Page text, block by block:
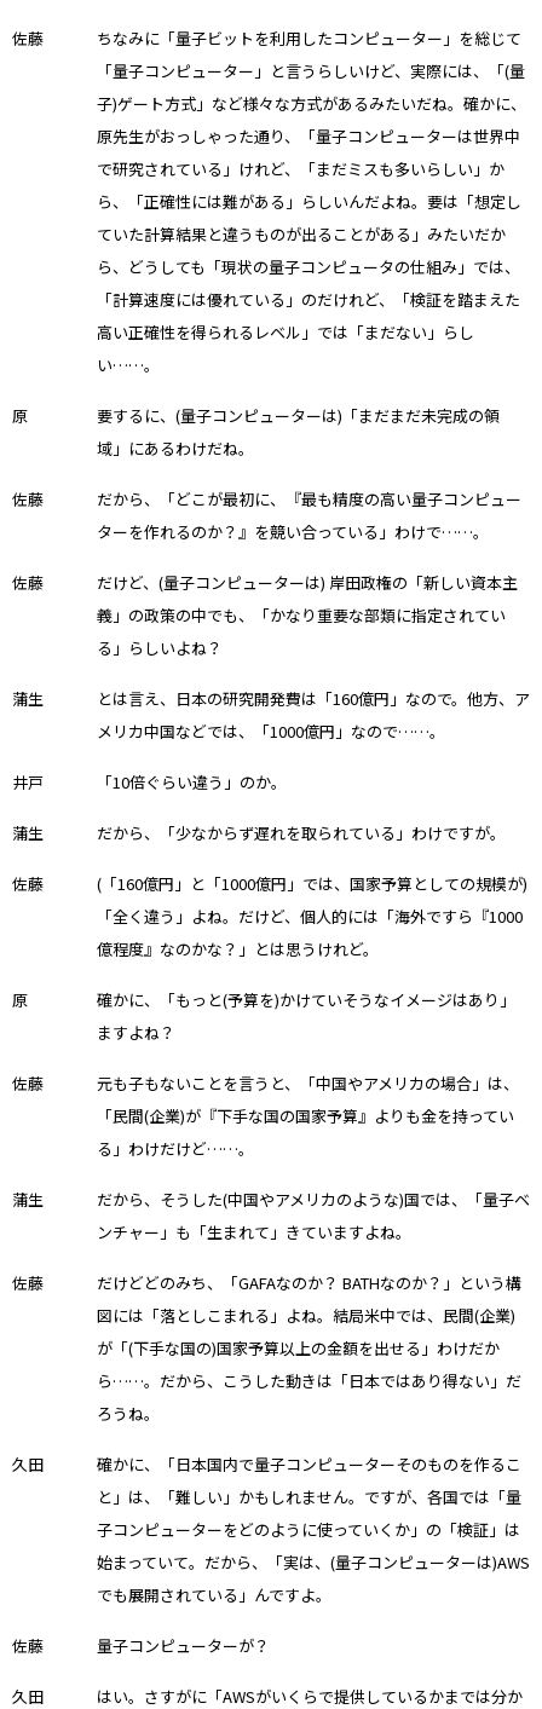
佐藤
ちなみに「量子ビットを利用したコンピューター」を総じて
「量子コンピューター」と言うらしいけど、実際には、「(量
子)ゲート方式」など様々な方式があるみたいだね。確かに、
原先生がおっしゃった通り、「量子コンピューターは世界中
で研究されている」けれど、「まだミスも多いらしい」か
ら、「正確性には難がある」らしいんだよね。要は「想定し
ていた計算結果と違うものが出ることがある」みたいだか
ら、どうしても「現状の量子コンピュータの仕組み」では、
「計算速度には優れている」のだけれど、「検証を踏まえた
高い正確性を得られるレベル」では「まだない」らし
い……。
原
要するに、(量子コンピューターは)「まだまだ未完成の領
域」にあるわけだね。
佐藤
だから、「どこが最初に、『最も精度の高い量子コンピュー
ターを作れるのか？』を競い合っている」わけで……。
佐藤
だけど、(量子コンピューターは) 岸田政権の「新しい資本主
義」の政策の中でも、「かなり重要な部類に指定されてい
る」らしいよね？
蒲生
とは言え、日本の研究開発費は「160億円」なので。他方、ア
メリカ中国などでは、「1000億円」なので……。
井戸 「10倍ぐらい違う」のか。
蒲生 だから、「少なからず遅れを取られている」わけですが。
佐藤
(「160億円」と「1000億円」では、国家予算としての規模が)
「全く違う」よね。だけど、個人的には「海外ですら『1000
億程度』なのかな？」とは思うけれど。
原
確かに、「もっと(予算を)かけていそうなイメージはあり」
ますよね？
佐藤
元も子もないことを言うと、「中国やアメリカの場合」は、
「民間(企業)が『下手な国の国家予算』よりも金を持ってい
る」わけだけど……。
蒲生
だから、そうした(中国やアメリカのような)国では、「量子ベ
ンチャー」も「生まれて」きていますよね。
佐藤
だけどどのみち、「GAFAなのか？ BATHなのか？」という構
図には「落としこまれる」よね。結局米中では、民間(企業)
が「(下手な国の)国家予算以上の金額を出せる」わけだか
ら……。だから、こうした動きは「日本ではあり得ない」だ
ろうね。
久田
確かに、「日本国内で量子コンピューターそのものを作るこ
と」は、「難しい」かもしれません。ですが、各国では「量
子コンピューターをどのように使っていくか」の「検証」は
始まっていて。だから、「実は、(量子コンピューターは)AWS
でも展開されている」んですよ。
佐藤 量子コンピューターが？
久田 はい。さすがに「AWSがいくらで提供しているかまでは分か